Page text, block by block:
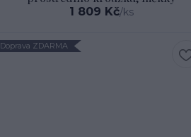
1 809 Kč/ks
Doprava ZDARMA